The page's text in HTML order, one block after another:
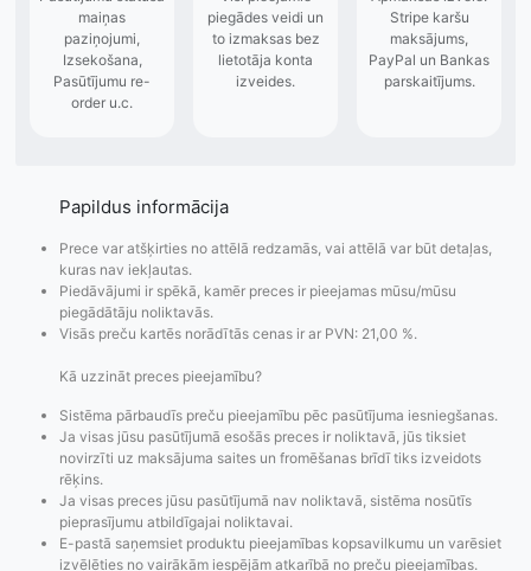
Pasūtījumu statusa
maiņas
paziņojumi,
Izsekošana,
Pasūtījumu re-
order u.c.
piegādes veidi un
to izmaksas bez
lietotāja konta
izveides.
PayPal
Papildus informācija
Prece var atšķirties no attēlā redzamās, vai attēlā var būt detaļas,
kuras nav iekļautas.
Piedāvājumi ir spēkā, kamēr preces ir pieejamas mūsu/mūsu
piegādātāju noliktavās.
Visās preču kartēs norādītās cenas ir ar PVN: 21,00 %.
Kā uzzināt preces pieejamību?
Sistēma pārbaudīs preču pieejamību pēc pasūtījuma iesniegšanas.
Ja visas jūsu pasūtījumā esošās preces ir noliktavā, jūs tiksiet
novirzīti uz maksājuma saites un fromēšanas brīdī tiks izveidots
rēķins.
Ja visas preces jūsu pasūtījumā nav noliktavā, sistēma nosūtīs
pieprasījumu atbildīgajai noliktavai.
E-pastā saņemsiet produktu pieejamības kopsavilkumu un varēsiet
izvēlēties no vairākām iespējām atkarībā no preču pieejamības.